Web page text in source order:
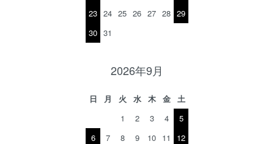
23 24 25 26 27 28 29
30 31
2026年9月
日 月 火 水 木 金
土
1
2 3 4
5
6
7 8 9 10 11
12